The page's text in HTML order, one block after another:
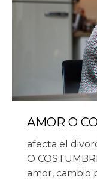
AMOR O
afecta el
O
amor, cambio